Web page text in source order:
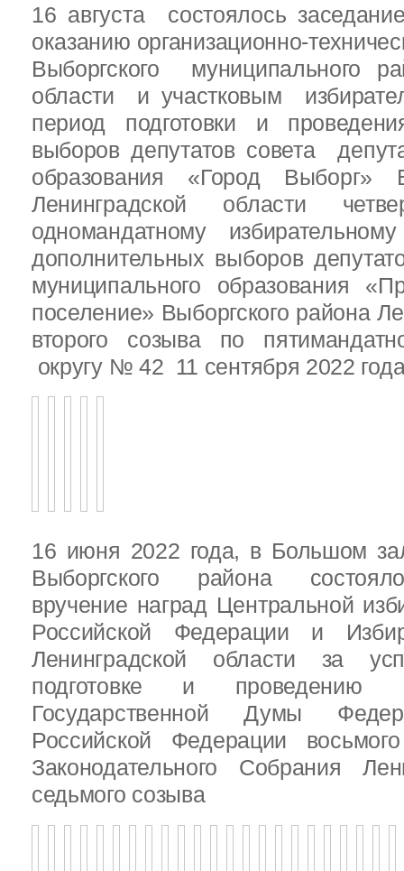
16 августа состоялось
оказанию организационно-
Выборгского муниципального
области и участковым
период подготовки и
выборов депутатов совета
образования «Город Выборг»
Ленинградской области
одномандатному
дополнительных выборов
муниципального образования
поселение» Выборгского района
второго созыва по
округу № 42 11 сентября 2022
16 июня 2022 года, в Большом
Выборгского района
вручение наград Центральной
Российской Федерации и
Ленинградской области за
подготовке и проведению
Государственной Думы
Российской Федерации
Законодательного Собрания
седьмого созыва